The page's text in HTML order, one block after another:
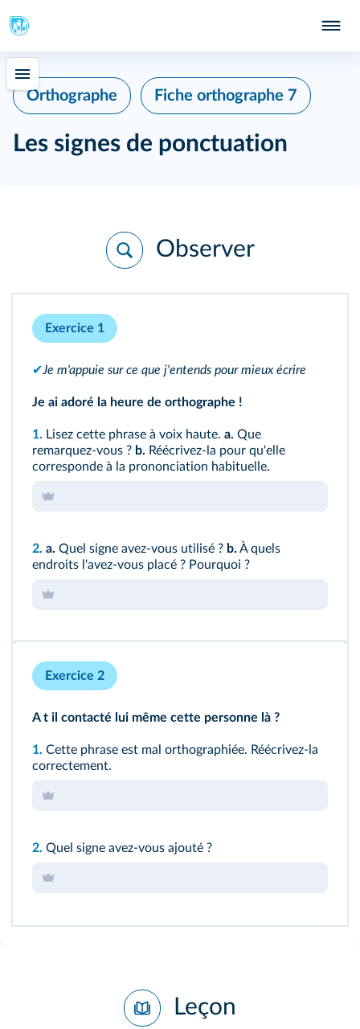
Orthographe Fiche orthographe 7
Les signes de ponctuation
Observer
Exercice 1
✔Je m'appuie sur ce que j'entends pour mieux écrire
Je ai adoré la heure de orthographe !
1. Lisez cette phrase à voix haute. a. Que
remarquez-vous ? b. Réécrivez-la pour qu'elle
corresponde à la prononciation habituelle.
2. a. Quel signe avez-vous utilisé ? b. À quels
endroits l'avez‑vous placé ? Pourquoi ?
Exercice 2
A t il contacté lui même cette personne là ?
1. Cette phrase est mal orthographiée. Réécrivez-la
correctement.
2. Quel signe avez-vous ajouté ?
Leçon